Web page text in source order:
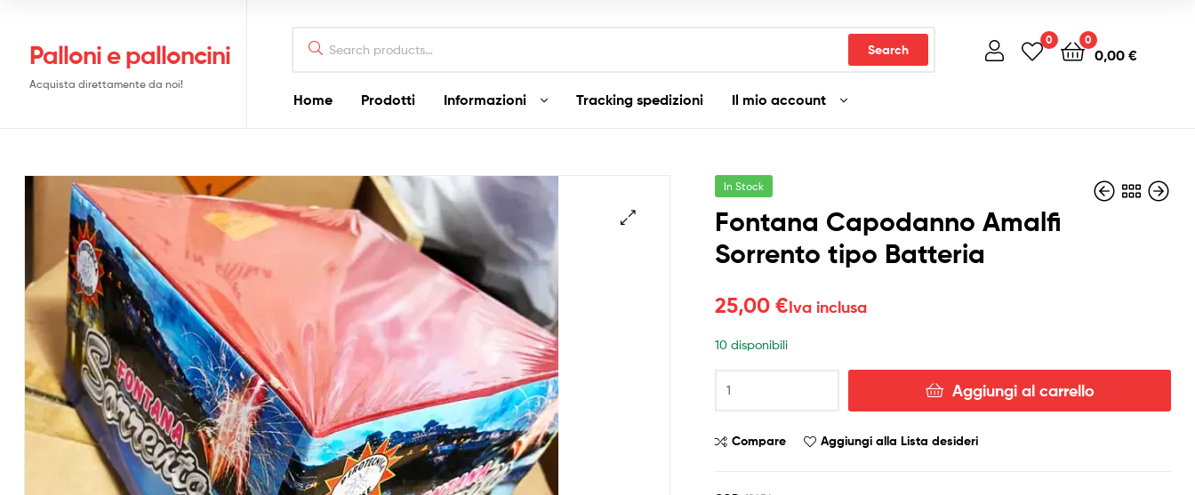
Palloni e palloncini
Acquista direttamente da noi!
for:
Search
0 0
0,00 €
Home Prodotti Informazioni Tracking spedizioni Il mio account
In Stock
Fontana Capodanno Amalfi
Sorrento tipo Batteria
25,00€Iva inclusa
10 disponibili
Capodanno
Sorrento
Aggiungi al carrello
Compare Aggiungi alla Lista desideri